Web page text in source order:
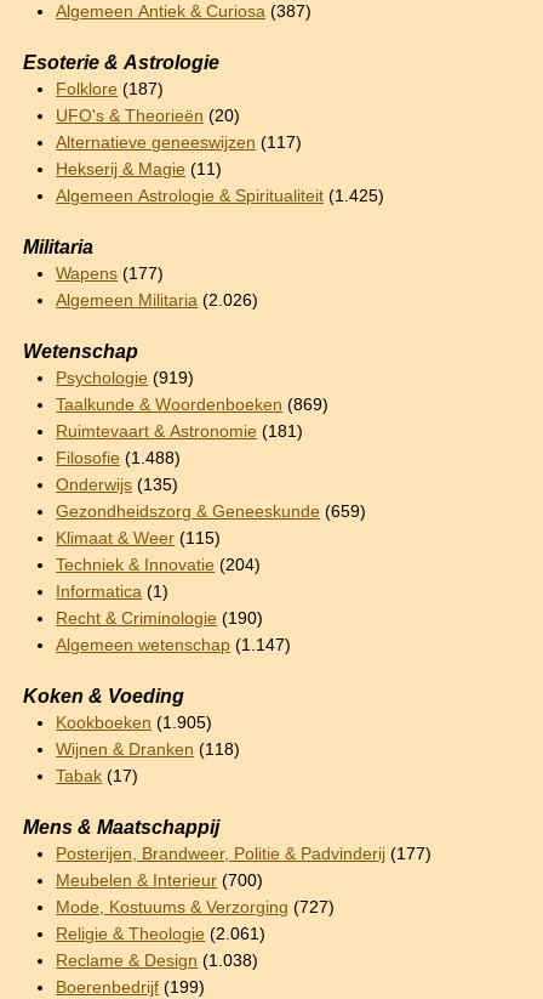
Algemeen Antiek & Curiosa (387)
Esoterie & Astrologie
Folklore (187)
UFO's & Theorieën (20)
Alternatieve geneeswijzen (117)
Hekserij & Magie (11)
Algemeen Astrologie & Spiritualiteit (1.425)
Militaria
Wapens (177)
Algemeen Militaria (2.026)
Wetenschap
Psychologie (919)
Taalkunde & Woordenboeken (869)
Ruimtevaart & Astronomie (181)
Filosofie (1.488)
Onderwijs (135)
Gezondheidszorg & Geneeskunde (659)
Klimaat & Weer (115)
Techniek & Innovatie (204)
Informatica (1)
Recht & Criminologie (190)
Algemeen wetenschap (1.147)
Koken & Voeding
Kookboeken (1.905)
Wijnen & Dranken (118)
Tabak (17)
Mens & Maatschappij
Posterijen, Brandweer, Politie & Padvinderij (177)
Meubelen & Interieur (700)
Mode, Kostuums & Verzorging (727)
Religie & Theologie (2.061)
Reclame & Design (1.038)
Boerenbedrijf (199)